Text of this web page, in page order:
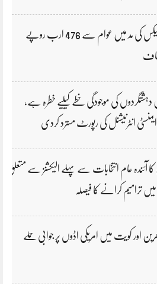
بجلی بلوں پر ٹیکس کی مد میں عوام سے 476 ارب روپے
دہشتگردوں کی موجودگی خطے کیلیے خطرہ ہے،
انٹرنیشنل کی رپورٹ مسترد کردی
آئندہ عام انتخابات سے پہلے الیکشنز سے متعلق
ترامیم کرانے کا فیصلہ
اور کویت میں امریکی اڈوں پر جوابی حملے